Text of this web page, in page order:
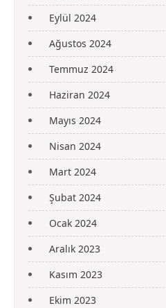
Eylül 2024
Ağustos 2024
Temmuz 2024
Haziran 2024
Mayıs 2024
Nisan 2024
Mart 2024
Şubat 2024
Ocak 2024
Aralık 2023
Kasım 2023
Ekim 2023